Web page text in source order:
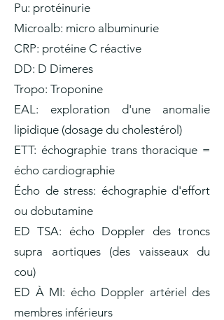
Pu: protéinurie
Microalb: micro albuminurie
CRP: protéine C réactive
DD: D Dimeres
Tropo: Troponine
EAL: exploration d'une anomalie
lipidique (dosage du cholestérol)
ETT: échographie trans thoracique =
écho cardiographie
Écho de stress: échographie d'effort
ou dobutamine
ED TSA: écho Doppler des troncs
supra aortiques (des vaisseaux du
cou)
ED À MI: écho Doppler artériel des
membres inférieurs